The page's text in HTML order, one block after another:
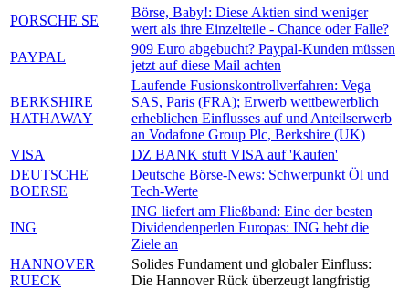
PORSCHE SE
Börse, Baby!: Diese Aktien sind weniger
wert als ihre Einzelteile - Chance oder Falle?
PAYPAL
909 Euro abgebucht? Paypal-Kunden müssen
jetzt auf diese Mail achten
BERKSHIRE
HATHAWAY
Laufende Fusionskontrollverfahren: Vega
SAS, Paris (FRA); Erwerb wettbewerblich
erheblichen Einflusses auf und Anteilserwerb
an Vodafone Group Plc, Berkshire (UK)
VISA
DZ BANK stuft VISA auf 'Kaufen'
DEUTSCHE
BOERSE
Deutsche Börse-News: Schwerpunkt Öl und
Tech-Werte
ING
ING liefert am Fließband: Eine der besten
Dividendenperlen Europas: ING hebt die
Ziele an
HANNOVER
RUECK
Solides Fundament und globaler Einfluss:
Die Hannover Rück überzeugt langfristig